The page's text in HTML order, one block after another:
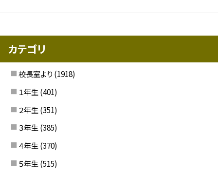
カテゴリ
校長室より (1918)
１年生 (401)
２年生 (351)
３年生 (385)
４年生 (370)
５年生 (515)